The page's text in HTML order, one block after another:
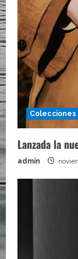
Lanzada la
admin